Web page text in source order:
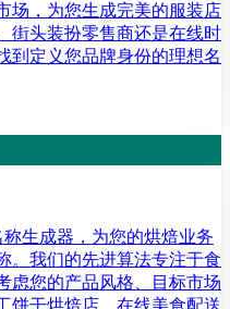
场，为您生成完美的服装店
街头装扮零售商还是在线时
到定义您品牌身份的理想名
生成器，为您的烘焙业务
。我们的先进算法专注于食
虑您的产品风格、目标市场
饼干烘焙店、在线美食配送